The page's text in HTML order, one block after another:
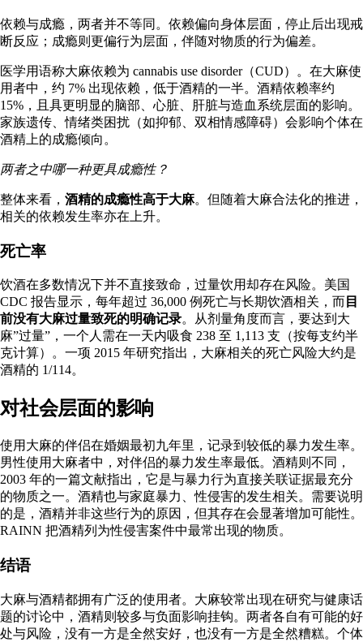
依赖与成瘾，两者并不等同 。依赖偏向身体层面，停止后出现戒
断反应；成瘾则更偏行为层面，伴随对物质的行为偏差。
医学用语称大麻依赖为 cannabis use disorder（CUD）。在大麻使
用者中，约 7% 出现依赖，低于酒精的一半。酒精依赖率约
15%，且具更明显的脑部、心脏、肝脏与造血系统层面的影响。
家族遗传、情绪类困扰（如抑郁、双相情感障碍）会影响个体在
酒精上的成瘾倾向。
两者之中哪一种更具成瘾性？
整体来看， 酒精的成瘾性高于大麻。但随着大麻合法化的推进，
相关的依赖发生率亦在上升。
死亡率
饮酒在多数情况下并不直接致命，过量饮用却存在风险。美国
CDC 报告显示，每年超过 36,000 例死亡与长期饮酒相关，而 目
前没有大麻过量致死的明确记录。从剂量角度而言，要达到大
麻”过量”，一个人需在一天内吸食 238 至 1,113 支 （按每支约半
克计算）。一项 2015 年研究指出，大麻相关的死亡风险大约是
酒精的 1/114。
对社会层面的影响
使用大麻的伴侣在婚姻最初九年里，记录到 较低的暴力发生率。
男性使用大麻者中，对伴侣的暴力发生率最低。酒精则不同，
2003 年的一篇文献指出，它是与暴力行为直接关联证据最充分
的物质之一。酒精也与家庭暴力、性侵害的发生相关。需要说明
的是，酒精并非这些行为的原因，但其存在会显著增加可能性。
RAINN 把酒精列为性侵害案件中最常出现的物质。
结语
大麻与酒精都拥有广泛的使用者。大麻较常出现在研究与健康话
题的讨论中，酒精则较多与负面影响挂钩。两者各自有可能的好
处与风险，没有一方是全然安好，也没有一方是全然糟糕。个体